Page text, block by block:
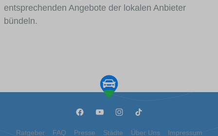
entsprechenden Angebote der lokalen Anbieter
bündeln.
Ratgeber FAQ Presse Städte Über Uns Impressum